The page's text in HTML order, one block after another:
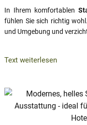
In Ihrem komfortablen
fühlen Sie sich richtig
und Umgebung und
Text weiterlesen